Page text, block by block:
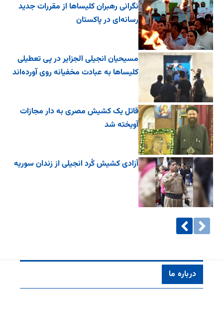
نگرانی رهبران کلیساها از مقررات جدید
رسانه‌ای در پاکستان
مسیحیان انجیلی الجزایر در پی تعطیلی
کلیساها به عبادت مخفیانه روی آورده‌اند
قاتل یک کشیش مصری به دار مجازات
آویخته شد
آزادی کشیش کُرد انجیلی از زندان سوریه
درباره ما